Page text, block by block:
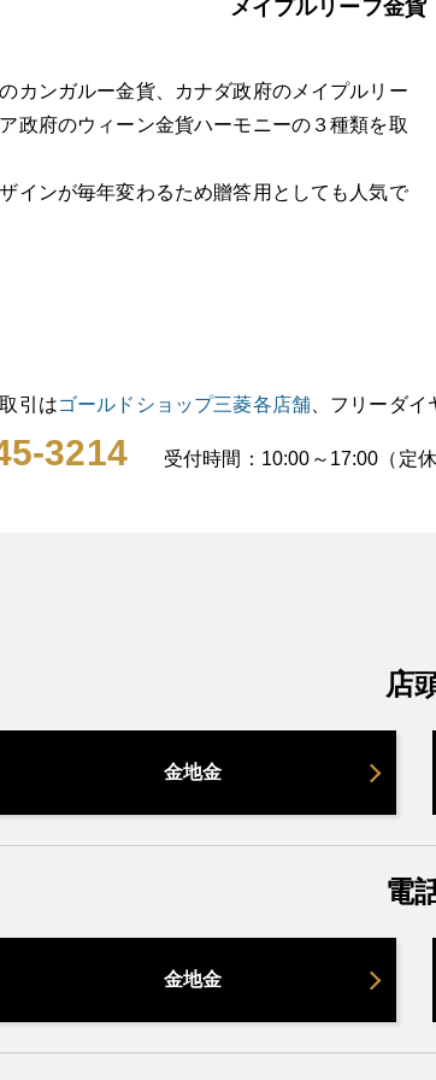
メイプルリーフ金貨
カンガルー金貨、カナダ政府のメイプルリー
政府のウィーン金貨ハーモニーの３種類を取
インが毎年変わるため贈答用としても人気で
引はゴールドショップ三菱各店舗 、フリーダ
3214 受付時間：10:00～17:00（定
店
金地金
電
金地金